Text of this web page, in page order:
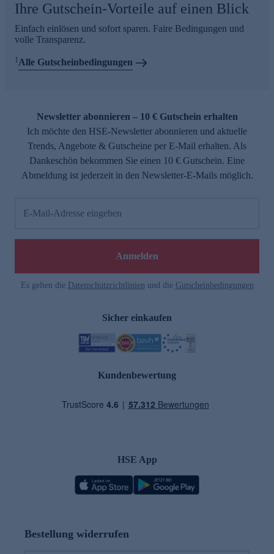
Ihre Gutschein-Vorteile auf einen Blick
Einfach einlösen und sofort sparen. Faire Bedingungen und
volle Transparenz.
1Alle Gutscheinbedingungen
Newsletter abonnieren – 10 € Gutschein erhalten
Ich möchte den HSE-Newsletter abonnieren und aktuelle
Trends, Angebote & Gutscheine per E-Mail erhalten. Als
Dankeschön bekommen Sie einen 10 € Gutschein. Eine
Abmeldung ist jederzeit in den Newsletter-E-Mails möglich.
E-Mail-Adresse eingeben
Anmelden
Es gelten die Datenschutzrichtlinien und die Gutscheinbedingungen
Sicher einkaufen
Kundenbewertung
HSE App
Bestellung widerrufen